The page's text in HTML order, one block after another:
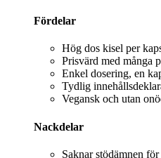
Fördelar
Hög dos kisel per
Prisvärd med många
Enkel dosering, en
Tydlig
Vegansk och utan
Nackdelar
Saknar stödämnen